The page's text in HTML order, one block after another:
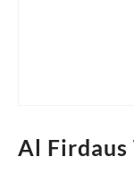
Al Firdaus